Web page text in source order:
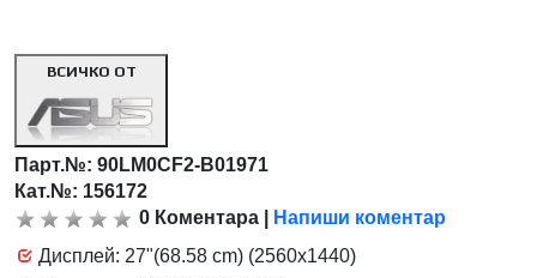
ВСИЧКО ОТ
Парт.№:90LM0CF2-B01971
Кат.№: 156172
0 Коментара
Напиши коментар
Дисплей: 27"(68.58 cm) (2560x1440)